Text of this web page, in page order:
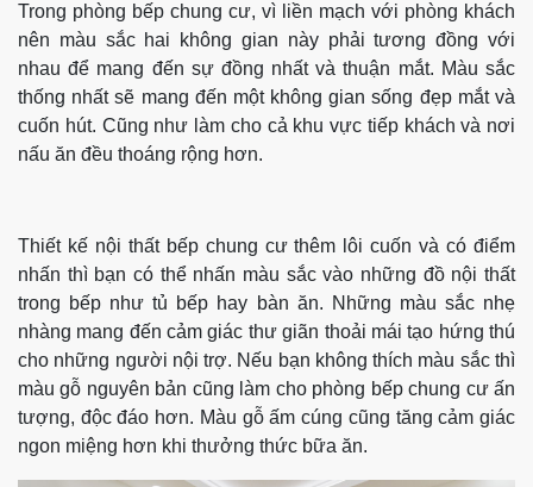
Trong phòng bếp chung cư, vì liền mạch với phòng khách
nên màu sắc hai không gian này phải tương đồng với
nhau để mang đến sự đồng nhất và thuận mắt. Màu sắc
thống nhất sẽ mang đến một không gian sống đẹp mắt và
cuốn hút. Cũng như làm cho cả khu vực tiếp khách và nơi
nấu ăn đều thoáng rộng hơn.
Thiết kế nội thất bếp chung cư thêm lôi cuốn và có điểm
nhấn thì bạn có thể nhấn màu sắc vào những đồ nội thất
trong bếp như tủ bếp hay bàn ăn. Những màu sắc nhẹ
nhàng mang đến cảm giác thư giãn thoải mái tạo hứng thú
cho những người nội trợ. Nếu bạn không thích màu sắc thì
màu gỗ nguyên bản cũng làm cho phòng bếp chung cư ấn
tượng, độc đáo hơn. Màu gỗ ấm cúng cũng tăng cảm giác
ngon miệng hơn khi thưởng thức bữa ăn.